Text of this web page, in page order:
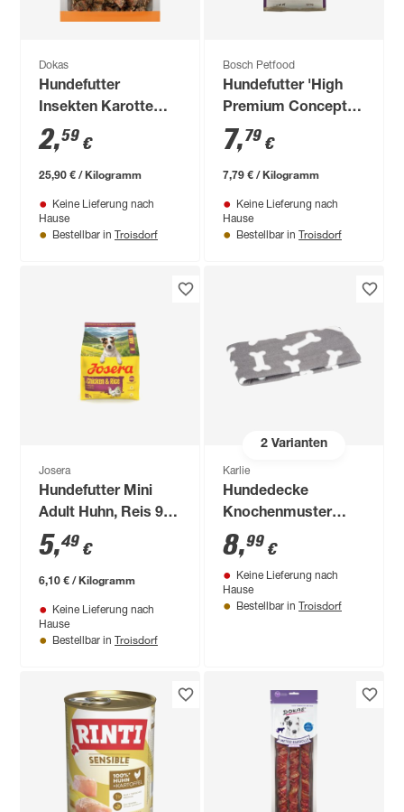
Dokas
Hundefutter
Insekten Karotte
100 g
2,59 €
25,90 € / Kilogramm
Keine Lieferung nach
Hause
Bestellbar in Troisdorf
Bosch Petfood
Hundefutter 'High
Premium Concept
Soft/Plus' Soft
Senior Ziege 1 kg
7,79 €
7,79 € / Kilogramm
Keine Lieferung nach
Hause
Bestellbar in Troisdorf
Josera
Hundefutter Mini
Adult Huhn, Reis 900
g
5,49 €
6,10 € / Kilogramm
Keine Lieferung nach
Hause
Bestellbar in Troisdorf
2Varianten
Karlie
Hundedecke
Knochenmuster
Polyestervlies 100 x
70 cm grau
8,99 €
Keine Lieferung nach
Hause
Bestellbar in Troisdorf